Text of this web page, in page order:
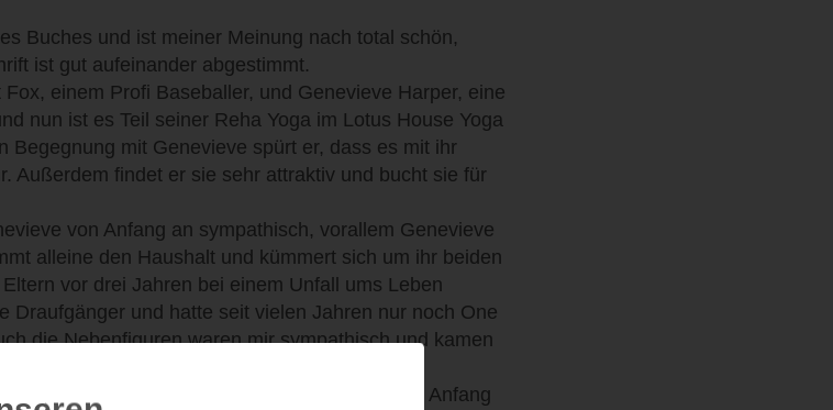
Buches und ist meiner Meinung nach total schön,
ist gut aufeinander abgestimmt.
einem Profi Baseballer, und Genevieve Harper, eine
nun ist es Teil seiner Reha Yoga im Lotus House Yoga
Begegnung mit Genevieve spürt er, dass es mit ihr
Außerdem findet er sie sehr attraktiv und bucht sie für
von Anfang an sympathisch, vorallem Genevieve
alleine den Haushalt und kümmert sich um ihr beiden
vor drei Jahren bei einem Unfall ums Leben
Draufgänger und hatte seit vielen Jahren nur noch One
die Nebenfiguren waren mir sympathisch und kamen
ist so authentisch und ich habe mich von Anfang